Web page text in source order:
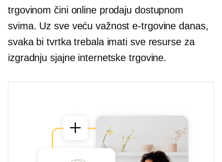
trgovinom čini online prodaju dostupnom
svima. Uz sve veću važnost e-trgovine danas,
svaka bi tvrtka trebala imati sve resurse za
izgradnju sjajne internetske trgovine.